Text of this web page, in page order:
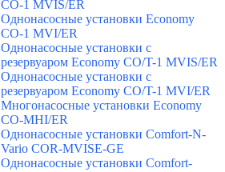
CO-1 MVIS/ER
Однонасосные установки Economy
CO-1 MVI/ER
Однонасосные установки с
резервуаром Economy CO/T-1 MVIS/ER
Однонасосные установки с
резервуаром Economy CO/T-1 MVI/ER
Многонасосные установки Economy
CO-MHI/ER
Однонасосные установки Comfort-N-
Vario COR-MVISE-GE
Однонасосные установки Comfort-